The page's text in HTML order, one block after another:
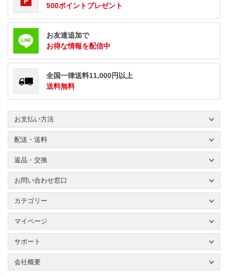
500ポイントプレゼント
お友達追加で
お得な情報を配信中
全国一律送料11,000円以上
送料無料
お支払い方法
配送・送料
返品・交換
お問い合わせ窓口
カテゴリー
マイページ
サポート
会社概要